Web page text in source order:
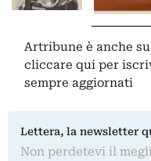
Artribune è anche
cliccare qui per
sempre aggiornati
Lettera, la newsletter
Non perdetevi il